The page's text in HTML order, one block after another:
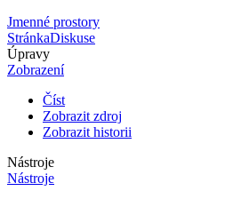
Jmenné prostory
StránkaDiskuse
Úpravy
Zobrazení
Číst
Zobrazit zdroj
Zobrazit historii
Nástroje
Nástroje